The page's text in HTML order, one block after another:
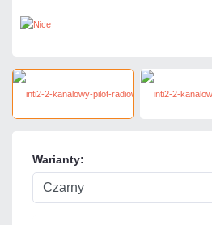
Warianty: